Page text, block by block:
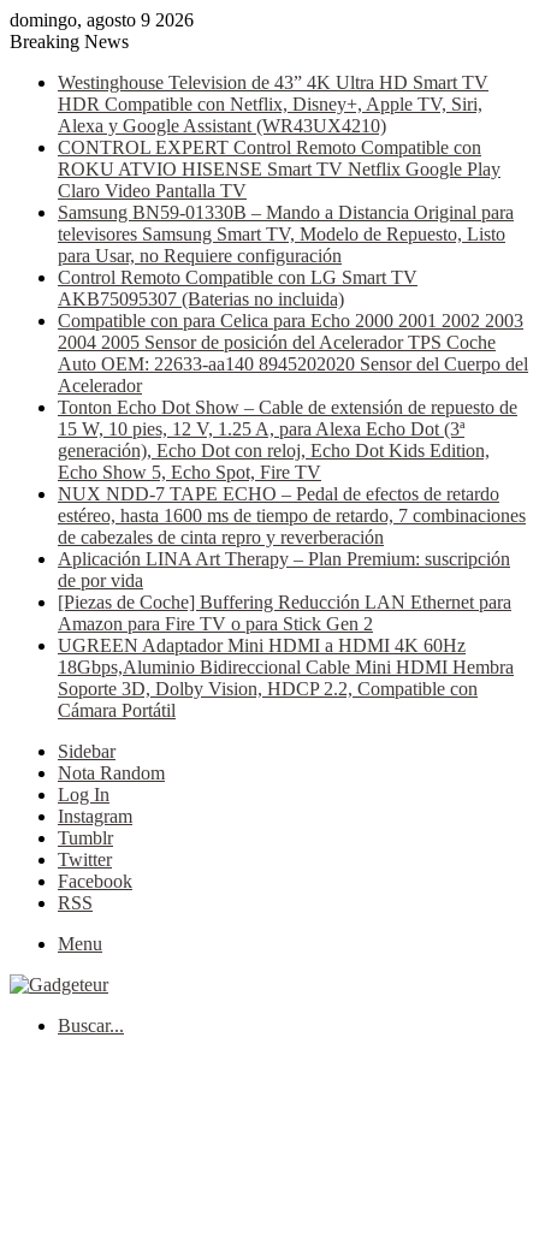
domingo, agosto 9 2026
Breaking News
Westinghouse Television de 43” 4K Ultra HD Smart TV
HDR Compatible con Netflix, Disney+, Apple TV, Siri,
Alexa y Google Assistant (WR43UX4210)
CONTROL EXPERT Control Remoto Compatible con
ROKU ATVIO HISENSE Smart TV Netflix Google Play
Claro Video Pantalla TV
Samsung BN59-01330B – Mando a Distancia Original para
televisores Samsung Smart TV, Modelo de Repuesto, Listo
para Usar, no Requiere configuración
Control Remoto Compatible con LG Smart TV
AKB75095307 (Baterias no incluida)
Compatible con para Celica para Echo 2000 2001 2002 2003
2004 2005 Sensor de posición del Acelerador TPS Coche
Auto OEM: 22633-aa140 8945202020 Sensor del Cuerpo del
Acelerador
Tonton Echo Dot Show – Cable de extensión de repuesto de
15 W, 10 pies, 12 V, 1.25 A, para Alexa Echo Dot (3ª
generación), Echo Dot con reloj, Echo Dot Kids Edition,
Echo Show 5, Echo Spot, Fire TV
NUX NDD-7 TAPE ECHO – Pedal de efectos de retardo
estéreo, hasta 1600 ms de tiempo de retardo, 7 combinaciones
de cabezales de cinta repro y reverberación
Aplicación LINA Art Therapy – Plan Premium: suscripción
de por vida
[Piezas de Coche] Buffering Reducción LAN Ethernet para
Amazon para Fire TV o para Stick Gen 2
UGREEN Adaptador Mini HDMI a HDMI 4K 60Hz
18Gbps,Aluminio Bidireccional Cable Mini HDMI Hembra
Soporte 3D, Dolby Vision, HDCP 2.2, Compatible con
Cámara Portátil
Sidebar
Nota Random
Log In
Instagram
Tumblr
Twitter
Facebook
RSS
Menu
Buscar...